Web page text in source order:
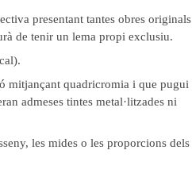
presentant tantes obres originals
de tenir un lema propi exclusiu.
mitjançant quadricromia i que pugui
admeses tintes metal·litzades ni
les mides o les proporcions dels